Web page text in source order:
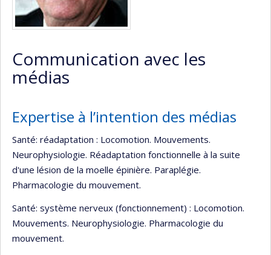
Communication avec les
médias
Expertise à l’intention des médias
Santé: réadaptation : Locomotion. Mouvements.
Neurophysiologie. Réadaptation fonctionnelle à la suite
d'une lésion de la moelle épinière. Paraplégie.
Pharmacologie du mouvement.
Santé: système nerveux (fonctionnement) : Locomotion.
Mouvements. Neurophysiologie. Pharmacologie du
mouvement.